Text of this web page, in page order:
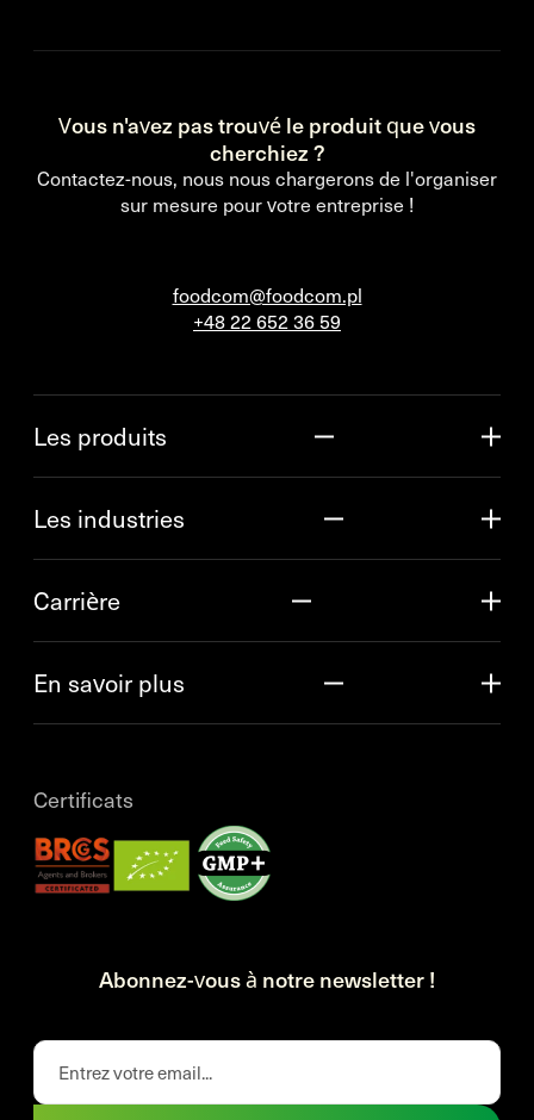
Vous n'avez pas trouvé le produit que vous
cherchiez ?
Contactez-nous, nous nous chargerons de l'organiser
sur mesure pour votre entreprise !
foodcom@foodcom.pl
+48 22 652 36 59
Les produits
Les industries
Carrière
En savoir plus
Certificats
Abonnez-vous à notre newsletter !